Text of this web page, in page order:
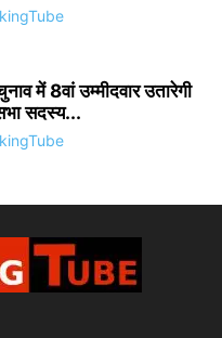
में 8वां उम्मीदवार उतारेगी
सदस्य...